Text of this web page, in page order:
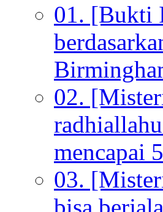
01. [Bukti
02.
mencapai
03.
bisa